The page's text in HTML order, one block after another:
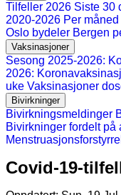
Tilfeller 2026 Siste 30
2020-2026 Per måned
Oslo bydeler Bergen
Vaksinasjoner
Sesong 2025-2026:
2026:
uke Vaksinasjoner
Bivirkninger
Bivirkningsmeldinger
Bivirkninger fordelt på
Covid-19-